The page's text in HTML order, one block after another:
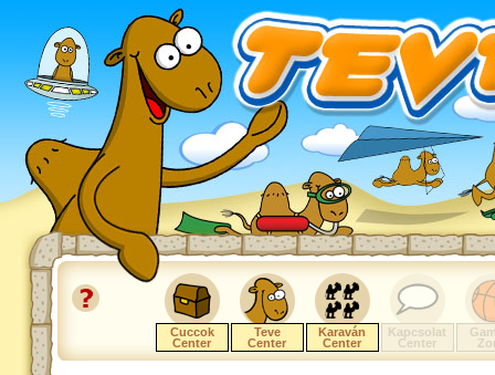
Cuccok
Center
Teve
Center
Karaván
Center
Kapcsolat
Center